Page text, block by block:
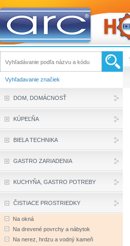
Vyhľadavanie značiek
DOM, DOMÁCNOSŤ
KÚPEĽŇA
BIELA TECHNIKA
GASTRO ZARIADENIA
KUCHYŇA, GASTRO POTREBY
ČISTIACE PROSTRIEDKY
Na okná
Na drevené povrchy a nábytok
Na nerez, hrdzu a vodný kameň